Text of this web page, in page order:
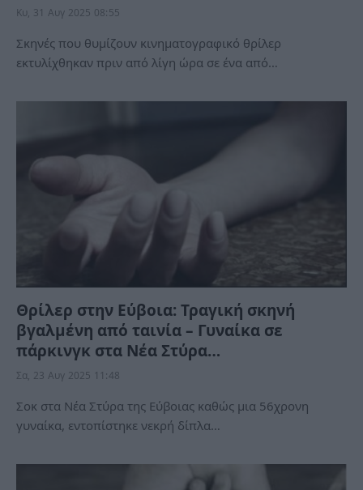
Κυ, 31 Αυγ 2025 08:55
Σκηνές που θυμίζουν κινηματογραφικό θρίλερ
εκτυλίχθηκαν πριν από λίγη ώρα σε ένα από…
Θρίλερ στην Εύβοια: Τραγική σκηνή
βγαλμένη από ταινία – Γυναίκα σε
πάρκινγκ στα Νέα Στύρα…
Σα, 23 Αυγ 2025 11:48
Σοκ στα Νέα Στύρα της Εύβοιας καθώς μια 56χρονη
γυναίκα, εντοπίστηκε νεκρή δίπλα…